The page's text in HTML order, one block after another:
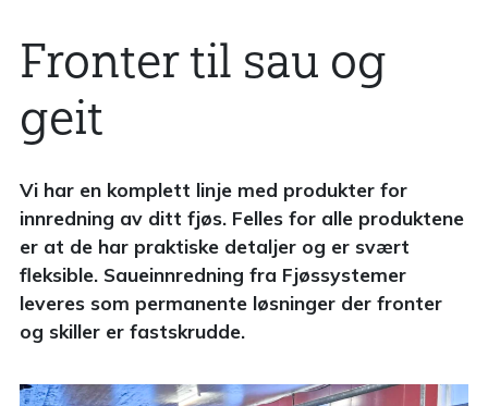
Fronter til sau og
geit
Vi har en komplett linje med produkter for
innredning av ditt fjøs. Felles for alle produktene
er at de har praktiske detaljer og er svært
fleksible. Saueinnredning fra Fjøssystemer
leveres som permanente løsninger der fronter
og skiller er fastskrudde.